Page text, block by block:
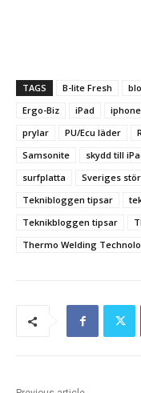
TAGS B-lite Fresh
Ergo-Biz
iPad iphone
prylar
PU/Ecu läder
Samsonite
skydd till
surfplatta
Sveriges
Teknibloggen tipsar
Teknikbloggen tipsar
Thermo Welding